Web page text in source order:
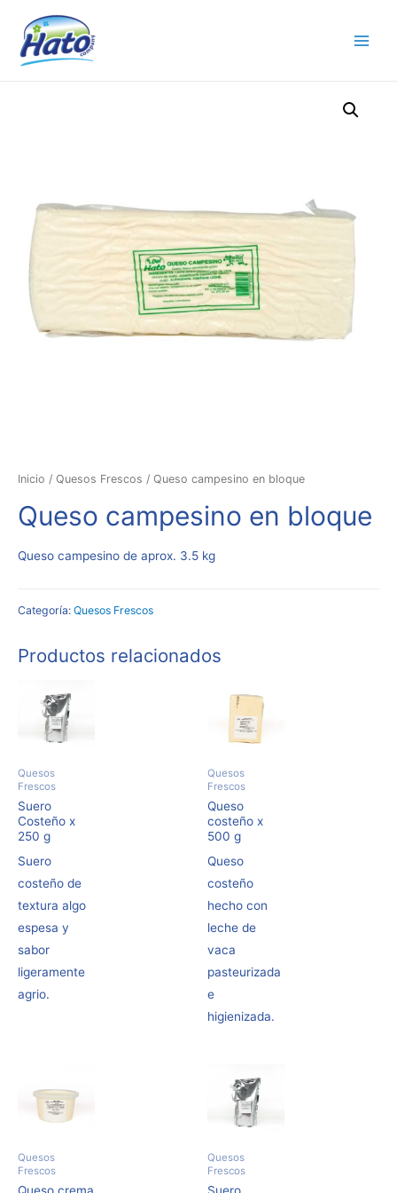
Inicio / Quesos Frescos / Queso campesino en bloque
Queso campesino en bloque
Queso campesino de aprox. 3.5 kg
Categoría: Quesos Frescos
Productos relacionados
Quesos
Frescos
Suero
Costeño x
250 g
Suero
costeño de
textura algo
espesa y
sabor
ligeramente
agrio.
Quesos
Frescos
Queso
costeño x
500 g
Queso
costeño
hecho con
leche de
vaca
pasteurizada
e
higienizada.
Quesos
Frescos
Queso crema
Quesos
Frescos
Suero